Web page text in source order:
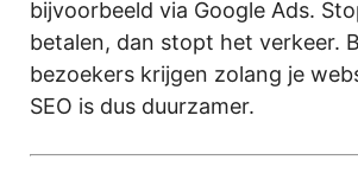
bijvoorbeeld via Google Ads.
betalen, dan stopt het verkeer.
bezoekers krijgen zolang je
SEO is dus duurzamer.